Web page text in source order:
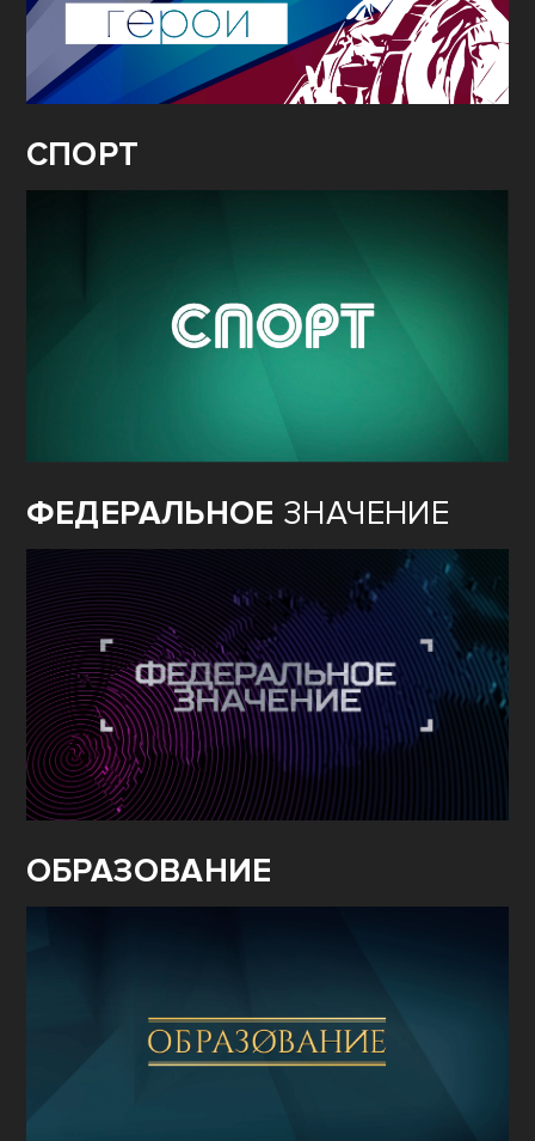
СПОРТ
ФЕДЕРАЛЬНОЕ ЗНАЧЕНИЕ
ОБРАЗОВАНИЕ